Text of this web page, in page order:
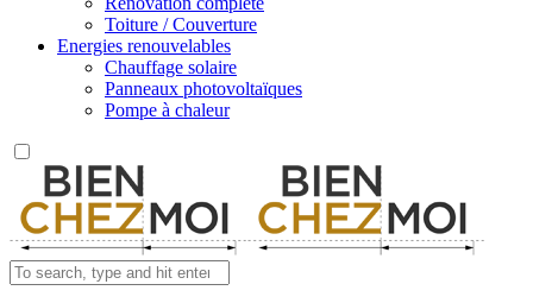
Toiture / Couverture
Energies renouvelables
Chauffage solaire
Panneaux photovoltaïques
Pompe à chaleur